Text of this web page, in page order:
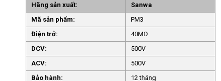
Hãng sản xuất:
Sanwa
Mã sản phẩm:
PM3
Điện trở:
40MΩ
DCV:
500V
ACV:
500V
Bảo hành:
12 tháng